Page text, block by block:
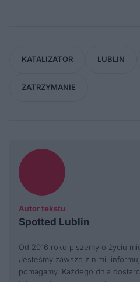
KATALIZATOR LUBLIN
ZATRZYMANIE
Autor tekstu
Spotted Lublin
Od 2016 roku piszemy o życiu
Jesteśmy zawsze z nimi:
pomagamy. Każdego dnia